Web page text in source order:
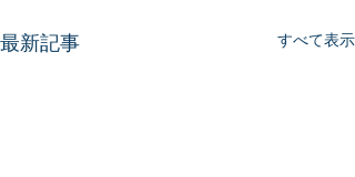
最新記事 すべて表示